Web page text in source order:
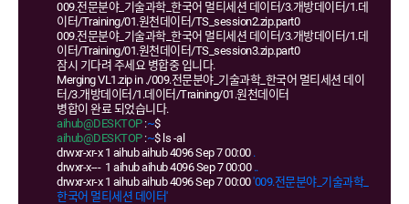
009.전문분야_기술과학_한국어 멀티세션 데이터/3.개방데이터/1.데
이터/Training/01.원천데이터/TS_session2.zip.part0
009.전문분야_기술과학_한국어 멀티세션 데이터/3.개방데이터/1.데
이터/Training/01.원천데이터/TS_session3.zip.part0
잠시 기다려 주세요 병합중 입니다.
Merging VL1.zip in ./009.전문분야_기술과학_한국어 멀티세션 데이
터/3.개방데이터/1.데이터/Training/01.원천데이터
병합이 완료 되었습니다.
aihub@DESKTOP:~$
aihub@DESKTOP:~$ ls -al
drwxr-xr-x 1 aihub aihub 4096 Sep 7 00:00 .
drwxr-x--- 1 aihub aihub 4096 Sep 7 00:00 ..
drwxr-xr-x 1 aihub aihub 4096 Sep 7 00:00'009.전문분야_기술과학_
한국어 멀티세션 데이터'